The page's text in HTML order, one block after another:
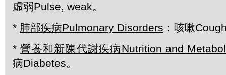
虛弱Pulse, weak。
* 肺部疾病Pulmonary Disorders ：咳嗽
*營養和新陳代謝疾病Nutrition and
病Diabetes。